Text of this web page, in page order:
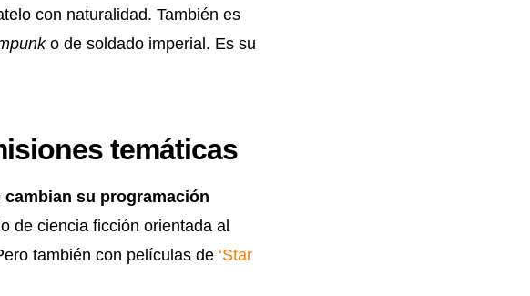
con naturalidad. También es
o de soldado imperial. Es su
temáticas
cambian su programación
de ciencia ficción orientada al
también con películas de ‘Star